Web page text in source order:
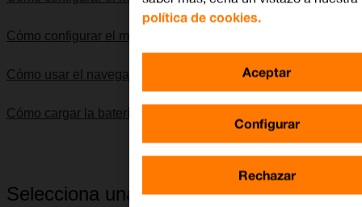
Cómo configurar el móvil para internet
Cómo usar el navegador web
Cómo cargar la batería
Selecciona una categoría
política de cookies.
Configurar
Rechazar
Aceptar